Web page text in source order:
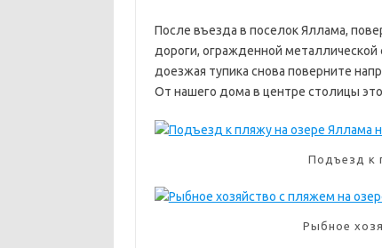
После въезда в поселок Яллама,
дороги, огражденной металлической
доезжая тупика снова поверните
От нашего дома в центре столицы
Подъезд к
Рыбное